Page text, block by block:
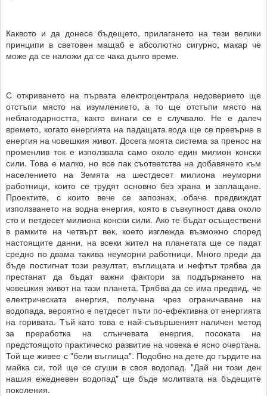
Каквото и да донесе бъдещето, прилагането на тези велики
принципи в световен мащаб е абсолютно сигурно, макар че
може да се наложи да се чака дълго време.
С откриването на първата електроцентрала недоверието ще
отстъпи място на изумлението, а то ще отстъпи място на
неблагодарността, както винаги се е случвало. Не е далеч
времето, когато енергията на падащата вода ще се превърне в
енергия на човешкия живот. Досега моята система за пренос на
променлив ток е използвала само около един милион конски
сили. Това е малко, но все пак съответства на добавянето към
населението на Земята на шестдесет милиона неуморни
работници, които се трудят основно без храна и заплащане.
Проектите, с които вече се запознах, обаче предвиждат
използването на водна енергия, която в съвкупност дава около
сто и петдесет милиона конски сили. Ако те бъдат осъществени
в рамките на четвърт век, което изглежда възможно според
настоящите данни, на всеки жител на планетата ще се падат
средно по двама такива неуморни работници. Много преди да
бъде постигнат този резултат, въглищата и нефтът трябва да
престанат да бъдат важни фактори за поддържането на
човешкия живот на тази планета. Трябва да се има предвид, че
електрическата енергия, получена чрез ограничаване на
водопада, вероятно е петдесет пъти по-ефективна от енергията
на горивата. Тъй като това е най-съвършеният наличен метод
за преработка на слънчевата енергия, посоката на
предстоящото практическо развитие на човека е ясно очертана.
Той ще живее с "бели въглища". Подобно на дете до гърдите на
майка си, той ще се сгуши в своя водопад. "Дай ни този ден
нашия ежедневен водопад" ще бъде молитвата на бъдещите
поколения.